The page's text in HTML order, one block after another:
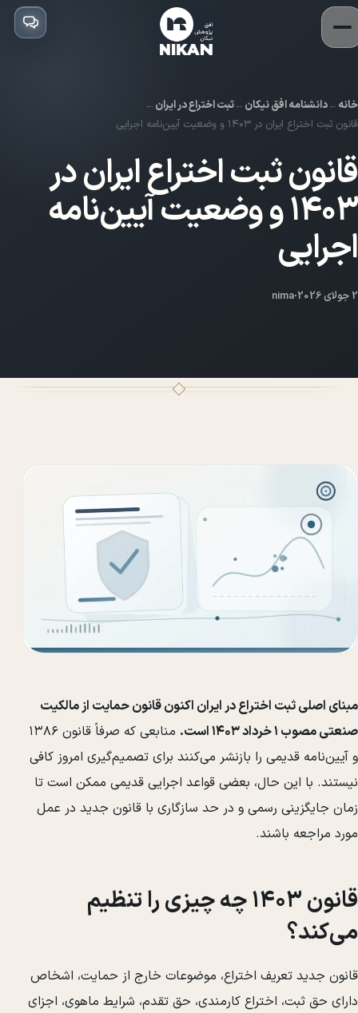
خانه دانشنامه افق نیکان
ثبت اختراع در ایران
قانون ثبت اختراع ایران در ۱۴۰۳ و وضعیت آیین‌نامه اجرایی
قانون ثبت اختراع ایران در
۱۴۰۳ و وضعیت آیین‌نامه
اجرایی
2 جولای 2026 ·
nima
مبنای اصلی ثبت اختراع در ایران اکنون قانون حمایت از مالکیت
صنعتی مصوب ۱ خرداد ۱۴۰۳ است.
منابعی که صرفاً قانون ۱۳۸۶
و آیین‌نامه قدیمی را بازنشر می‌کنند برای تصمیم‌گیری امروز کافی
نیستند. با این حال، بعضی قواعد اجرایی قدیمی ممکن است تا
زمان جایگزینی رسمی و در حد سازگاری با قانون جدید در عمل
مورد مراجعه باشند.
قانون ۱۴۰۳ چه چیزی را تنظیم
می‌کند؟
قانون جدید تعریف اختراع، موضوعات خارج از حمایت، اشخاص
دارای حق ثبت، اختراع کارمندی، حق تقدم، شرایط ماهوی، اجزای